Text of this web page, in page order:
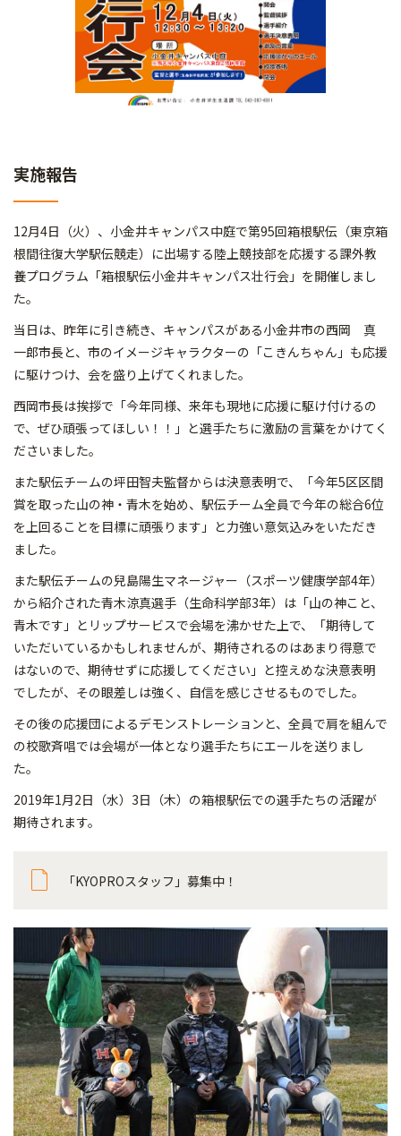
実施報告
12月4日（火）、小金井キャンパス中庭で第95回箱根駅伝（東京箱
根間往復大学駅伝競走）に出場する陸上競技部を応援する課外教
養プログラム「箱根駅伝小金井キャンパス壮行会」を開催しまし
た。
当日は、昨年に引き続き、キャンパスがある小金井市の西岡 真
一郎市長と、市のイメージキャラクターの「こきんちゃん」も応援
に駆けつけ、会を盛り上げてくれました。
西岡市長は挨拶で「今年同様、来年も現地に応援に駆け付けるの
で、ぜひ頑張ってほしい！！」と選手たちに激励の言葉をかけてく
ださいました。
また駅伝チームの坪田智夫監督からは決意表明で、「今年5区区間
賞を取った山の神・青木を始め、駅伝チーム全員で今年の総合6位
を上回ることを目標に頑張ります」と力強い意気込みをいただき
ました。
また駅伝チームの兒島陽生マネージャー（スポーツ健康学部4年）
から紹介された青木涼真選手（生命科学部3年）は「山の神こと、
青木です」とリップサービスで会場を沸かせた上で、「期待して
いただいているかもしれませんが、期待されるのはあまり得意で
はないので、期待せずに応援してください」と控えめな決意表明
でしたが、その眼差しは強く、自信を感じさせるものでした。
その後の応援団によるデモンストレーションと、全員で肩を組んで
の校歌斉唱では会場が一体となり選手たちにエールを送りまし
た。
2019年1月2日（水）3日（木）の箱根駅伝での選手たちの活躍が
期待されます。
「KYOPROスタッフ」募集中！